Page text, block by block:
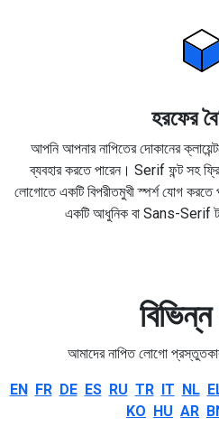
হরফের
আপনি আপনার নাপিতের দোকানের
ব্যবহার করতে পারেন। Serif ফন্ট সহ
লোগোতে একটি বিপরীতমুখী স্পর্শ যোগ করতে
একটি আধুনিক বা Sans-Serif
আমাদের নাপিত লোগো
EN FR DE ES RU TR IT NL
KO HU AR